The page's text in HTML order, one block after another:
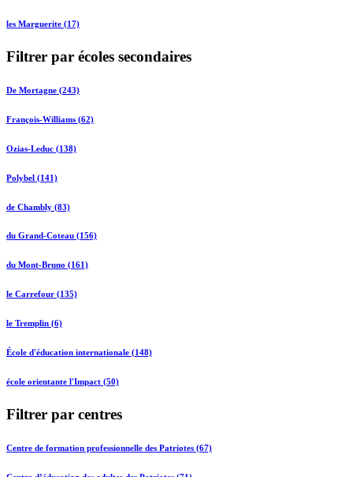
les Marguerite (17)
Filtrer par écoles secondaires
De Mortagne (243)
François-Williams (62)
Ozias-Leduc (138)
Polybel (141)
de Chambly (83)
du Grand-Coteau (156)
du Mont-Bruno (161)
le Carrefour (135)
le Tremplin (6)
École d'éducation internationale (148)
école orientante l'Impact (50)
Filtrer par centres
Centre de formation professionnelle des Patriotes (67)